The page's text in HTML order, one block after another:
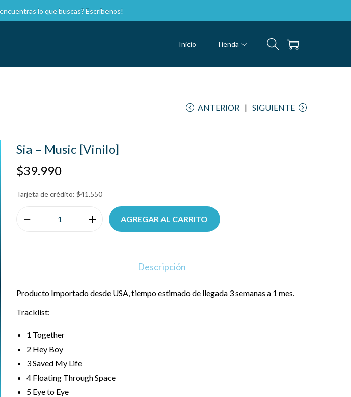
lo que buscas? Escríbenos!
Inicio Tienda
ANTERIOR SIGUIENTE
Sia – Music [Vinilo]
$39.990
Tarjeta de crédito: $41.550
AGREGAR AL CARRITO
Descripción
Producto Importado desde USA, tiempo estimado de llegada 3 semanas a 1 mes.
Tracklist:
1 Together
2 Hey Boy
3Saved My Life
4 Floating Through Space
5 Eye to Eye